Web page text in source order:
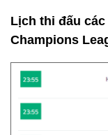
Lịch thi đấu
Champions